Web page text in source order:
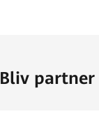
Bliv partner